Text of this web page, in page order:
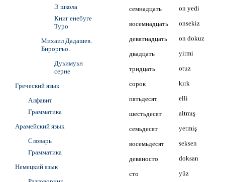
семнадцать on yedi
восемнадцать onsekiz
девятнадцать on dokuz
двадцать yirmi
тридцать otuz
сорок kırk
пятьдесят elli
шестьдесят altmış
семьдесят yetmiş
восемьдесят seksen
девяносто doksan
сто yüz
Э школа
Книг енебуге
Туро
Михаил Дадашев.
Бироргъо.
Дуьимуьн
серне
Греческий язык
Алфавит
Грамматика
Арамейский язык
Словарь
Грамматика
Немецкий язык